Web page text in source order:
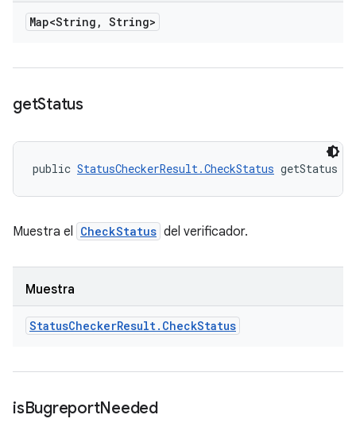
Map<String , String>
getStatus
public StatusCheckerResult.CheckStatus getStatus
Muestra el CheckStatus del verificador.
Muestra
StatusCheckerResult. CheckStatus
isBugreportNeeded